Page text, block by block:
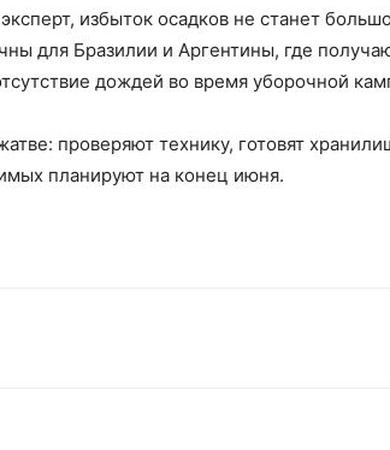
избыток осадков не станет
для Бразилии и Аргентины, где
дождей во время уборочной
проверяют технику, готовят
планируют на конец июня.